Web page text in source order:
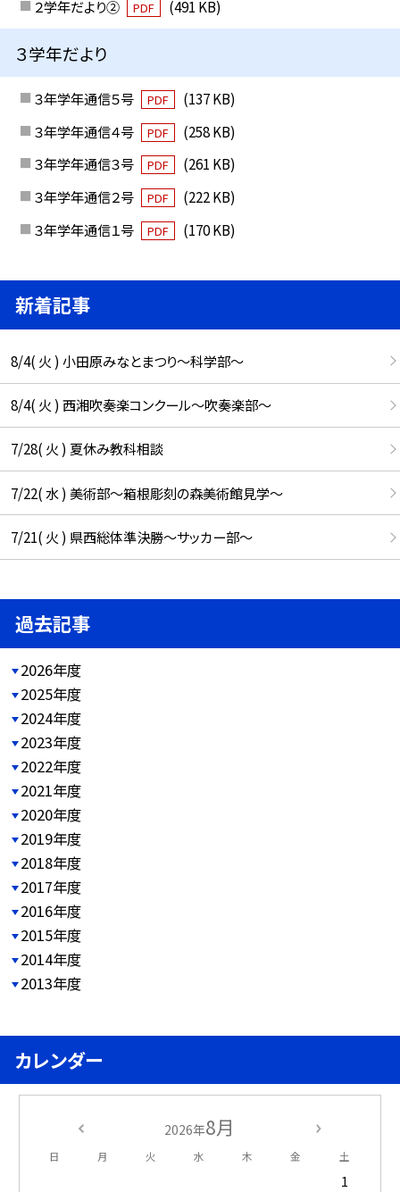
２学年だより② PDF (491 KB)
３学年だより
３年学年通信５号 PDF
(137 KB)
３年学年通信４号
PDF
(258 KB)
３年学年通信３号
PDF
(261 KB)
３年学年通信２号
PDF
(222 KB)
３年学年通信１号
PDF (170 KB)
新着記事
8/4( 火 ) 小田原みなとまつり～科学部～
8/4( 火 ) 西湘吹奏楽コンクール～吹奏楽部～
7/28( 火 ) 夏休み教科相談
7/22( 水 ) 美術部～箱根彫刻の森美術館見学～
7/21( 火 ) 県西総体準決勝～サッカー部～
過去記事
2026年度
2025年度
2024年度
2023年度
2022年度
2021年度
2020年度
2019年度
2018年度
2017年度
2016年度
2015年度
2014年度
2013年度
カレンダー
2026年8月
日 月 火 水 木 金 土
1